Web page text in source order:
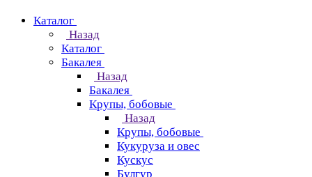
Каталог
Назад
Каталог
Бакалея
Назад
Бакалея
Крупы, бобовые
Назад
Крупы, бобовые
Кукуруза и овес
Кускус
Булгур